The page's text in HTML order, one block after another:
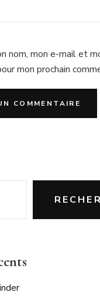
nom, mon e-mail et
mon prochain